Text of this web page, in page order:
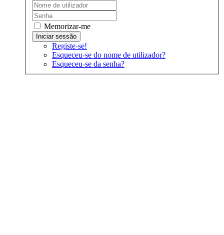
Memorizar-me
Registe-se!
Esqueceu-se do nome de utilizador?
Esqueceu-se da senha?